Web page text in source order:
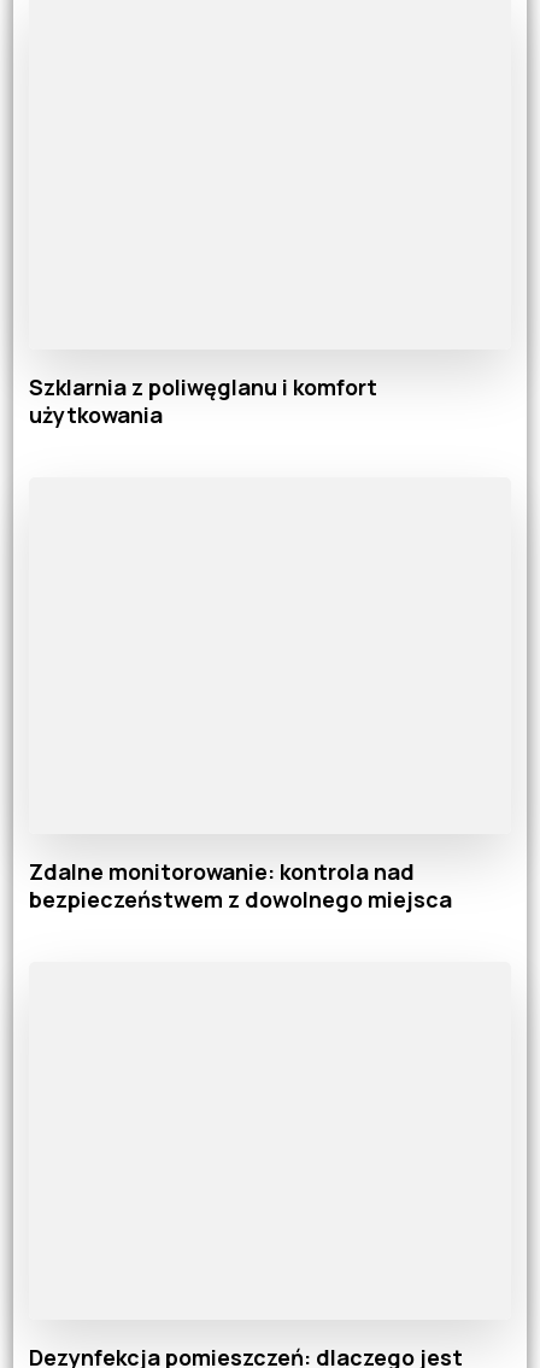
Szklarnia z poliwęglanu i komfort
użytkowania
Zdalne monitorowanie: kontrola nad
bezpieczeństwem z dowolnego miejsca
Dezynfekcja pomieszczeń: dlaczego jest